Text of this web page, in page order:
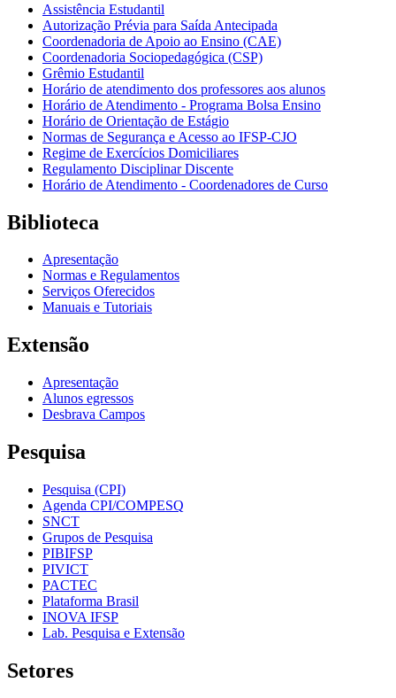
Assistência Estudantil
Autorização Prévia para Saída Antecipada
Coordenadoria de Apoio ao Ensino (CAE)
Coordenadoria Sociopedagógica (CSP)
Grêmio Estudantil
Horário de atendimento dos professores aos alunos
Horário de Atendimento - Programa Bolsa Ensino
Horário de Orientação de Estágio
Normas de Segurança e Acesso ao IFSP-CJO
Regime de Exercícios Domiciliares
Regulamento Disciplinar Discente
Horário de Atendimento - Coordenadores de Curso
Biblioteca
Apresentação
Normas e Regulamentos
Serviços Oferecidos
Manuais e Tutoriais
Extensão
Apresentação
Alunos egressos
Desbrava Campos
Pesquisa
Pesquisa (CPI)
Agenda CPI/COMPESQ
SNCT
Grupos de Pesquisa
PIBIFSP
PIVICT
PACTEC
Plataforma Brasil
INOVA IFSP
Lab. Pesquisa e Extensão
Setores